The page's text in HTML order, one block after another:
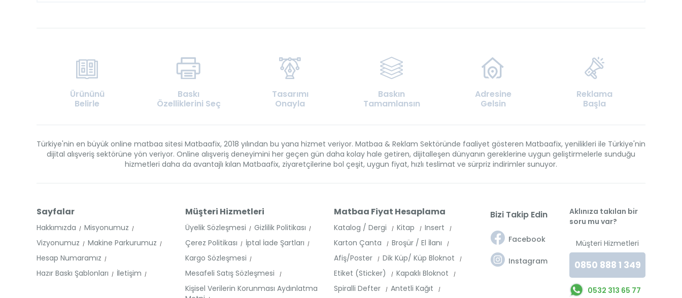
Ürününü
Belirle
Baskı
Özelliklerini Seç
Tasarımı
Onayla
Baskın
Tamamlansın
Adresine
Gelsin
Reklama
Başla
Türkiye'nin en büyük online matbaa sitesi Matbaafix, 2018 yılından bu yana hizmet veriyor. Matbaa & Reklam Sektöründe faaliyet gösteren Matbaafix, yenilikleri ile Türkiye'nin
dijital alışveriş sektörüne yön veriyor. Online alışveriş deneyimini her geçen gün daha kolay hale getiren, dijitalleşen dünyanın gereklerine uygun geliştirmelerle sunduğu
hizmetleri daha da avantajlı kılan Matbaafix, ziyaretçilerine bol çeşit, uygun fiyat, hızlı teslimat ve sürpriz indirimler sunuyor.
Sayfalar
Hakkımızda
Misyonumuz
Vizyonumuz
Makine Parkurumuz
Hesap Numaramız
Hazır Baskı Şablonları
İletişim
Müşteri Hizmetleri
Üyelik Sözleşmesi
Gizlilik Politikası
Çerez Politikası
İptal İade Şartları
Kargo Sözleşmesi
Mesafeli Satış Sözleşmesi
Kişisel Verilerin Korunması Aydınlatma
Matbaa Fiyat Hesaplama
Katalog / Dergi Kitap
Insert
Karton Çanta
Broşür / El İlanı
Afiş/Poster
Dik Küp/ Küp Bloknot
Etiket (Sticker)
Kapaklı Bloknot
Spiralli Defter
Antetli Kağıt
Bizi Takip Edin
Facebook
Instagram
Aklınıza takılan bir
soru mu var?
Müşteri Hizmetleri
0850 888 1 349
0532 313 65 77